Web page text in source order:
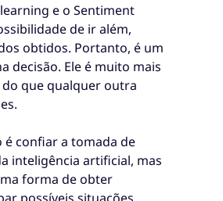
e o Sentiment
de ir além,
obtidos. Portanto, é um
decisão. Ele é muito mais
do que qualquer outra
é confiar a tomada de
inteligência artificial, mas
forma de obter